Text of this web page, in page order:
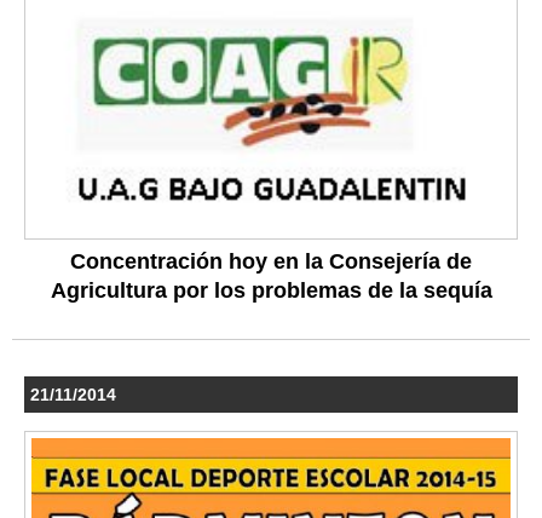
Concentración hoy en la Consejería de
Agricultura por los problemas de la sequía
21/11/2014